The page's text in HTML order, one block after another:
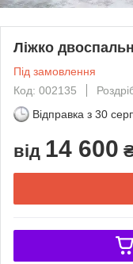
Ліжко
Під замовлення
Код: 002135
Відправка з 30
від 14 600